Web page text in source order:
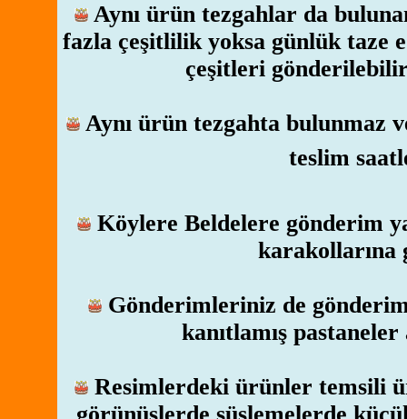
Aynı ürün tezgahlar da
fazla çeşitlilik yoksa günlük taze
çeşitleri
Aynı ürün tezgahta bulunmaz
teslim
Köylere Beldelere gönderim
karakollarına
Gönderimleriniz de gönderim
kanıtlamış
Resimlerdeki ürünler temsili